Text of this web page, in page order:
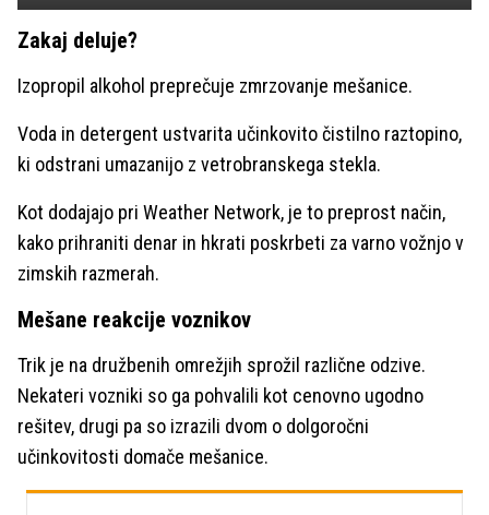
Zakaj deluje?
Izopropil alkohol preprečuje zmrzovanje mešanice.
Voda in detergent ustvarita učinkovito čistilno raztopino,
ki odstrani umazanijo z vetrobranskega stekla.
Kot dodajajo pri Weather Network, je to preprost način,
kako prihraniti denar in hkrati poskrbeti za varno vožnjo v
zimskih razmerah.
Mešane reakcije voznikov
Trik je na družbenih omrežjih sprožil različne odzive.
Nekateri vozniki so ga pohvalili kot cenovno ugodno
rešitev, drugi pa so izrazili dvom o dolgoročni
učinkovitosti domače mešanice.